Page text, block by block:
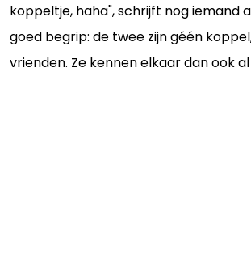
koppeltje, haha", schrijft nog iemand
goed begrip: de twee zijn géén
vrienden. Ze kennen elkaar dan ook